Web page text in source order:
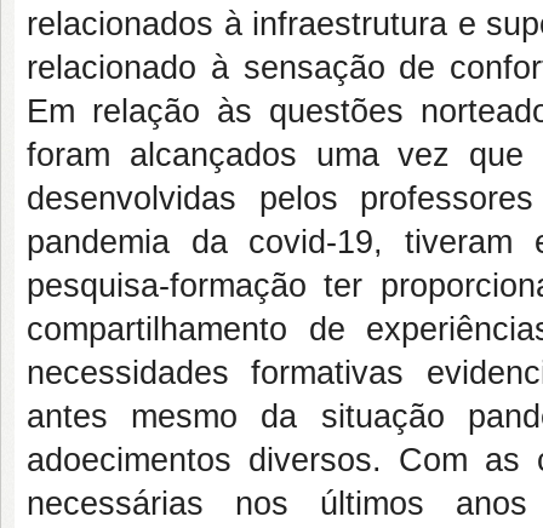
relacionados à infraestrutura e
relacionado à sensação de
Em relação às questões
foram alcançados uma vez
desenvolvidas pelos
pandemia da covid-19,
pesquisa-formação ter
compartilhamento de
necessidades formativas
antes mesmo da situação
adoecimentos diversos. Com
necessárias nos últimos